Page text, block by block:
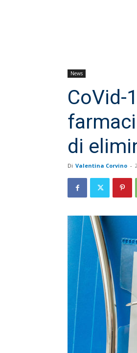
News
CoVid-
di
Di Valentina Corvino -